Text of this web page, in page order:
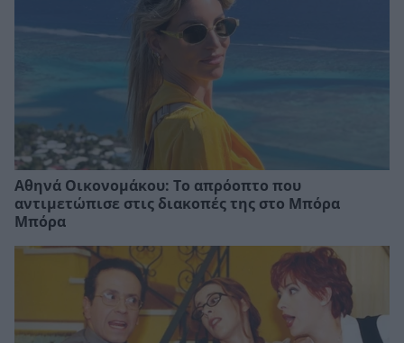
Αθηνά Οικονομάκου: Το απρόοπτο που
αντιμετώπισε στις διακοπές της στο Μπόρα
Μπόρα